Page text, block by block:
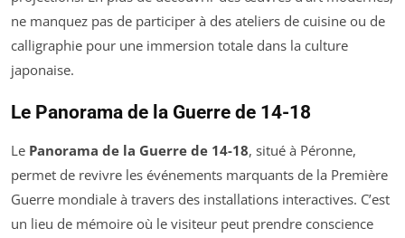
ne manquez pas de participer à des ateliers de cuisine ou de
calligraphie pour une immersion totale dans la culture
japonaise.
Le Panorama de la Guerre de 14-18
Le Panorama de la Guerre de 14-18, situé à Péronne,
permet de revivre les événements marquants de la Première
Guerre mondiale à travers des installations interactives. C’est
un lieu de mémoire où le visiteur peut prendre conscience